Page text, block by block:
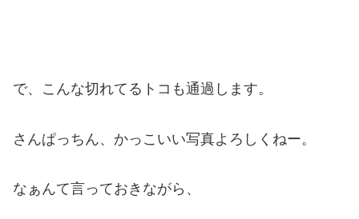
で、こんな切れてるトコも通過します。
さんぱっちん、かっこいい写真よろしくねー。
なぁんて言っておきながら、